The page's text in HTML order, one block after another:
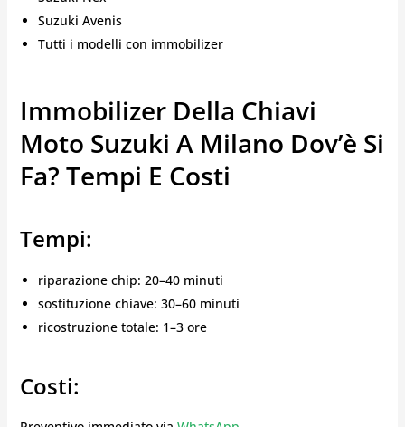
Suzuki Avenis
Tutti i modelli con immobilizer
Immobilizer Della Chiavi
Moto Suzuki A Milano Dov’è Si
Fa? Tempi E Costi
Tempi:
riparazione chip: 20–40 minuti
sostituzione chiave: 30–60 minuti
ricostruzione totale: 1–3 ore
Costi: